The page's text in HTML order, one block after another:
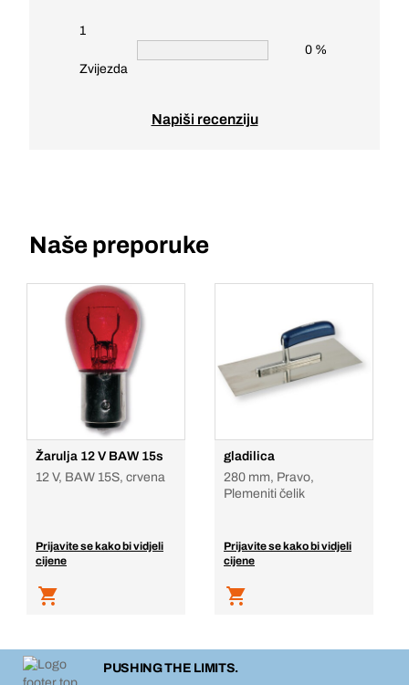
1
Zvijezda
0 %
Napiši recenziju
Naše preporuke
Žarulja 12 V BAW 15s
12 V, BAW 15S, crvena
Prijavite se kako bi vidjeli
cijene
gladilica
280 mm, Pravo,
Plemeniti čelik
Prijavite se kako bi vidjeli
cijene
PUSHING THE LIMITS.